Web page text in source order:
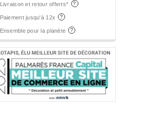
Livraison et retour offerts*
Paiement jusqu'à 12x
Ensemble pour la planète